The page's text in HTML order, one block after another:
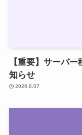
【重要】サーバ
知らせ
2026.8.07